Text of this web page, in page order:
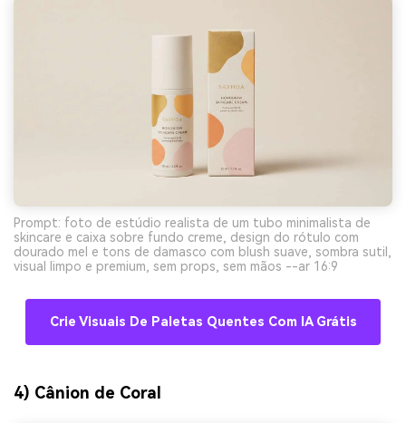
Prompt: foto de estúdio realista de um tubo minimalista de
skincare e caixa sobre fundo creme, design do rótulo com
dourado mel e tons de damasco com blush suave, sombra sutil,
visual limpo e premium, sem props, sem mãos --ar 16:9
Crie Visuais De Paletas Quentes Com IA Grátis
4) Cânion de Coral